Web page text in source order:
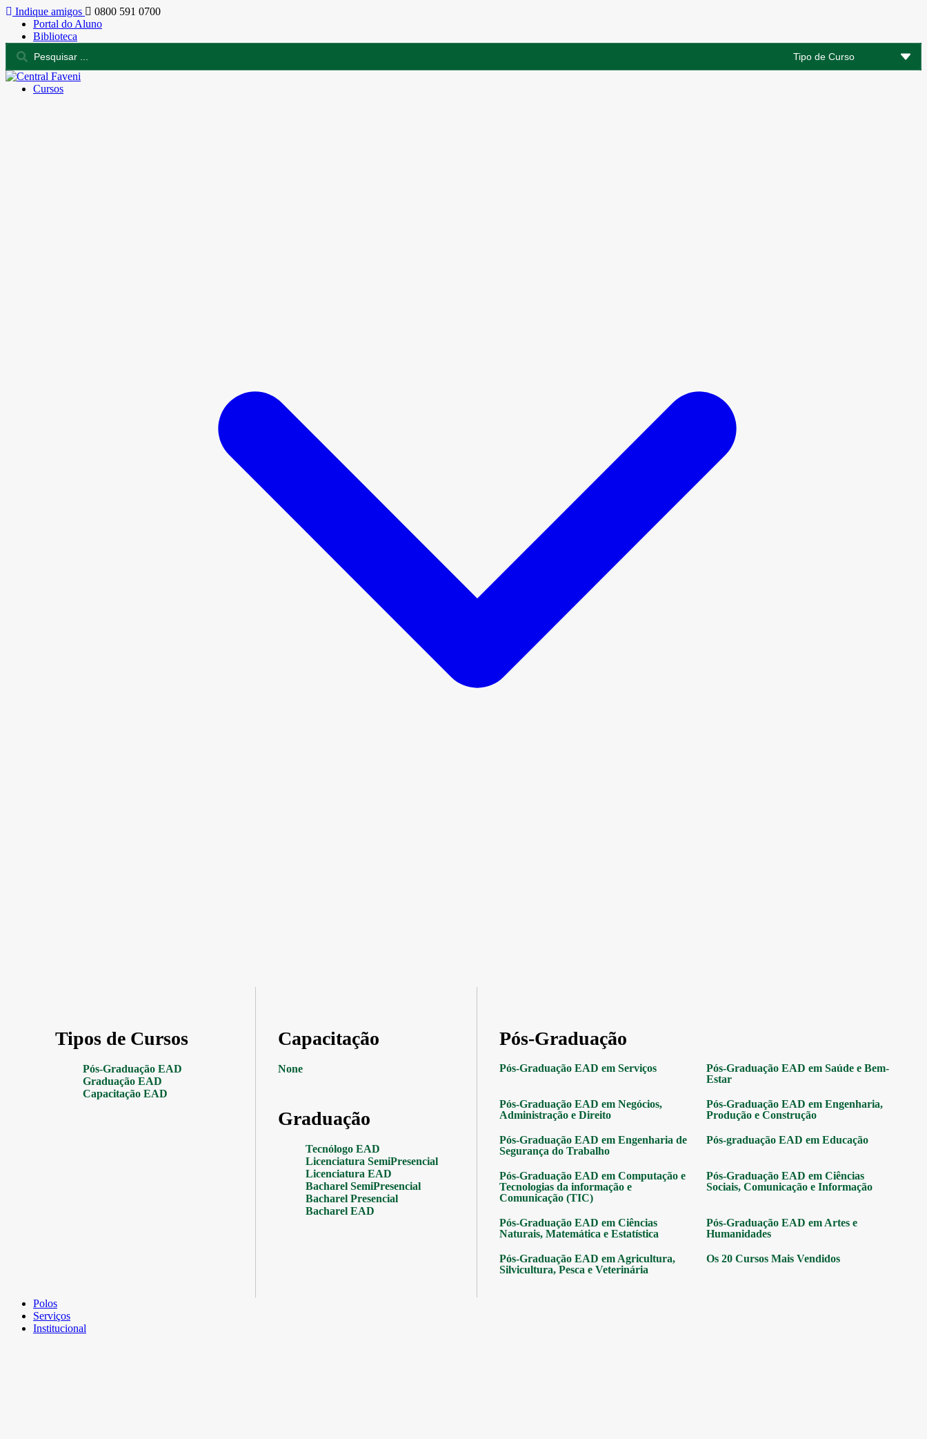
Indique amigos
0800 591 0700
Portal do Aluno
Biblioteca
Cursos
Tipos de Cursos
Pós-Graduação EAD
Graduação EAD
Capacitação EAD
Capacitação
None
Graduação
Tecnólogo EAD
Licenciatura SemiPresencial
Licenciatura EAD
Bacharel SemiPresencial
Bacharel Presencial
Bacharel EAD
Pós-Graduação
Pós-Graduação EAD em Serviços
Pós-Graduação EAD em Saúde e Bem-
Estar
Pós-Graduação EAD em Negócios,
Administração e Direito
Pós-Graduação EAD em Engenharia,
Produção e Construção
Pós-Graduação EAD em Engenharia de
Segurança do Trabalho
Pós-graduação EAD em Educação
Pós-Graduação EAD em Computação e
Tecnologias da informação e
Comunicação (TIC)
Pós-Graduação EAD em Ciências
Sociais, Comunicação e Informação
Pós-Graduação EAD em Ciências
Naturais, Matemática e Estatística
Pós-Graduação EAD em Artes e
Humanidades
Pós-Graduação EAD em Agricultura,
Silvicultura, Pesca e Veterinária
Os 20 Cursos Mais Vendidos
Polos
Serviços
Institucional